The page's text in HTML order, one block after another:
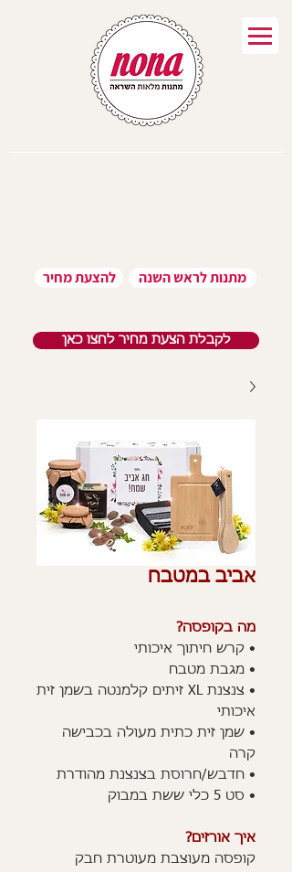
להצעת מחיר מתנות לראש השנה
לקבלת הצעת מחיר לחצו כאן
אביב במטבח
מה בקופסה?
• קרש חיתוך איכותי
• מגבת מטבח
• צנצנת XL זיתים קלמנטה בשמן זית
איכותי
• שמן זית כתית מעולה בכבישה
קרה
• חדבש/חרוסת בצנצנת מהודרת
• סט 5 כלי ששת במבוק
איך אורזים?
קופסה מעוצבת מעוטרת חבק